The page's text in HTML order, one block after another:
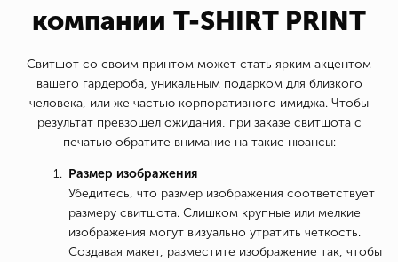
компании T-SHIRT PRINT
Свитшот со своим принтом может стать ярким акцентом
вашего гардероба, уникальным подарком для близкого
человека, или же частью корпоративного имиджа. Чтобы
результат превзошел ожидания, при заказе свитшота с
печатью обратите внимание на такие нюансы:
Размер изображения
Убедитесь, что размер изображения соответствует
размеру свитшота. Слишком крупные или мелкие
изображения могут визуально утратить четкость.
Создавая макет, разместите изображение так, чтобы